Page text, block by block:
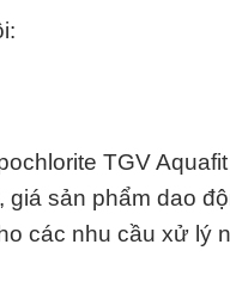
TGV
sản phẩm dao
các nhu cầu xử lý